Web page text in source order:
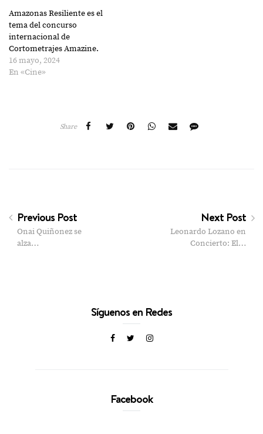
Amazon​as Resil​iente es el
tema del concurso
internacional ​de
Cortometrajes Amazine.
16 mayo, 2024
En «Cine»
Share
Previous Post
Onai Quiñonez se
alza…
Next Post
Leonardo Lozano en
Concierto: El…
Síguenos en Redes
Facebook